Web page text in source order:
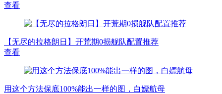
查看
【无尽的拉格朗日】开荒期0损舰队配置推荐
查看
用这个方法保底100%能出一样的图，白嫖航母